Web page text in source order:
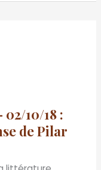
02/10/18 :
de Pilar